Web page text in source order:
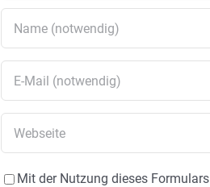
Mit der Nutzung dieses Formulars